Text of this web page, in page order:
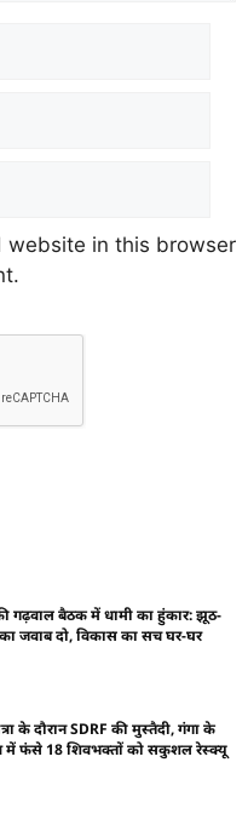
website in this browser
गढ़वाल बैठक में धामी का हुंकार: झूठ-
जवाब दो, विकास का सच घर-घर
के दौरान SDRF की मुस्तैदी, गंगा के
में फंसे 18 शिवभक्तों को सकुशल रेस्क्यू